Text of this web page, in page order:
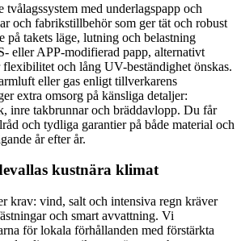
tvålagssystem med underlagspapp och
och fabrikstillbehör som ger tät och robust
på takets läge, lutning och belastning
eller APP-modifierad papp, alternativt
och lång UV-beständighet önskas.
eller gas enligt tillverkarens
extra omsorg på känsliga detaljer:
inre takbrunnar och bräddavlopp. Du får
och tydliga garantier på både material och
år efter år.
kustnära klimat
krav: vind, salt och intensiva regn kräver
och smart avvattning. Vi
för lokala förhållanden med förstärkta